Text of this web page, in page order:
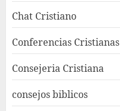
Chat Cristiano
Conferencias Cristianas
Consejeria Cristiana
consejos biblicos